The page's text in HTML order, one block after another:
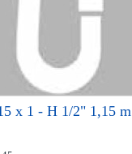
x 1 - H 1/2" 1,15 m